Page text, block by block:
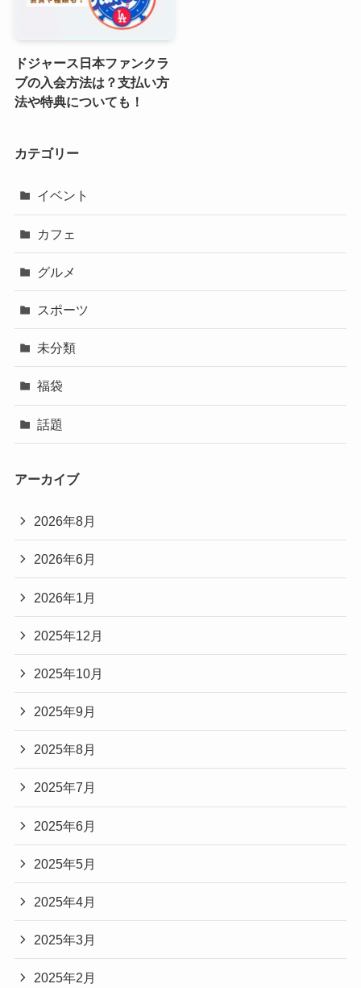
ドジャース日本ファンクラ
ブの入会方法は？支払い方
法や特典についても！
カテゴリー
イベント
カフェ
グルメ
スポーツ
未分類
福袋
話題
アーカイブ
2026年8月
2026年6月
2026年1月
2025年12月
2025年10月
2025年9月
2025年8月
2025年7月
2025年6月
2025年5月
2025年4月
2025年3月
2025年2月